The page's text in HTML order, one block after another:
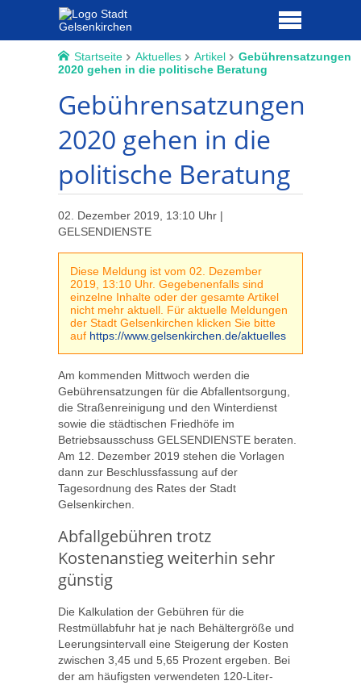
Startseite Aktuelles Artikel
Gebührensatzungen
2020 gehen in die politische Beratung
Gebührensatzungen
2020 gehen in die
politische Beratung
02. Dezember 2019, 13:10 Uhr |
GELSENDIENSTE
Diese Meldung ist vom 02. Dezember
2019, 13:10 Uhr. Gegebenenfalls sind
einzelne Inhalte oder der gesamte Artikel
nicht mehr aktuell. Für aktuelle Meldungen
der Stadt Gelsenkirchen klicken Sie bitte
auf https://www.gelsenkirchen.de/aktuelles
Am kommenden Mittwoch werden die
Gebührensatzungen für die Abfallentsorgung,
die Straßenreinigung und den Winterdienst
sowie die städtischen Friedhöfe im
Betriebsausschuss GELSENDIENSTE beraten.
Am 12. Dezember 2019 stehen die Vorlagen
dann zur Beschlussfassung auf der
Tagesordnung des Rates der Stadt
Gelsenkirchen.
Abfallgebühren trotz
Kostenanstieg weiterhin sehr
günstig
Die Kalkulation der Gebühren für die
Restmüllabfuhr hat je nach Behältergröße und
Leerungsintervall eine Steigerung der Kosten
zwischen 3,45 und 5,65 Prozent ergeben. Bei
der am häufigsten verwendeten 120-Liter-